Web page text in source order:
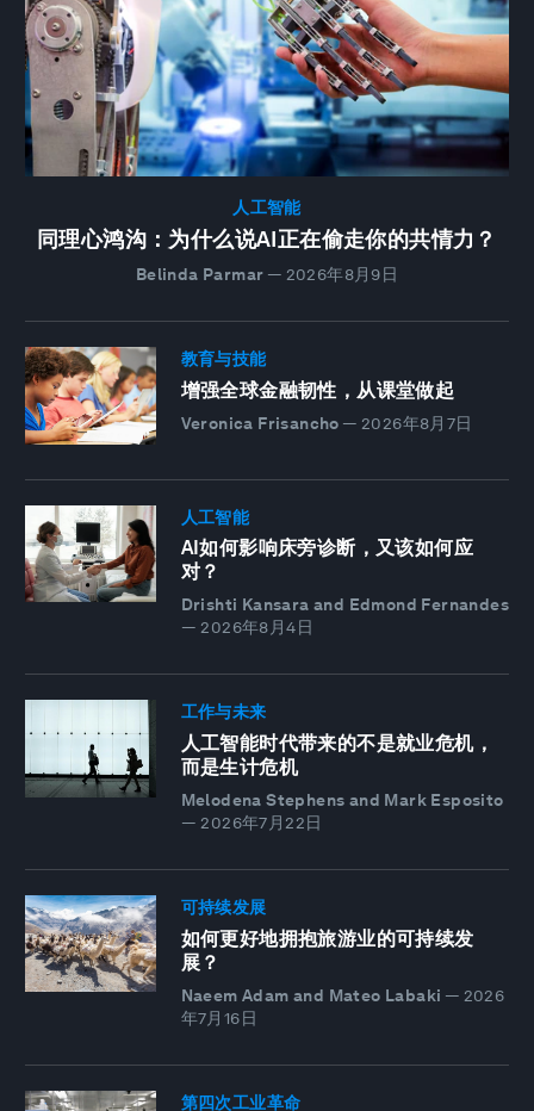
人工智能
同理心鸿沟：为什么说AI正在偷走你的共情力？
Belinda Parmar — 2026年8月9日
教育与技能
增强全球金融韧性，从课堂做起
Veronica Frisancho — 2026年8月7日
人工智能
AI如何影响床旁诊断，又该如何应
对？
Drishti Kansara and Edmond Fernandes
— 2026年8月4日
工作与未来
人工智能时代带来的不是就业危机，
而是生计危机
Melodena Stephens and Mark Esposito
— 2026年7月22日
可持续发展
如何更好地拥抱旅游业的可持续发
展？
Naeem Adam and Mateo Labaki — 2026
年7月16日
第四次工业革命